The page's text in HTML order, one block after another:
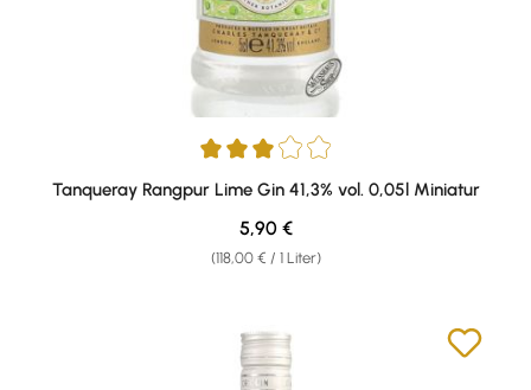
Durchschnittliche Bewertung von 3 von 5 Sternen
Tanqueray Rangpur Lime Gin 41,3% vol. 0,05l Miniatur
(118,00 € / 1 Liter)
Regulärer Preis:
5,90 €